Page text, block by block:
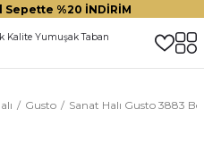
%20 İNDİRİM
Gusto Sanat Halı Gusto 3883